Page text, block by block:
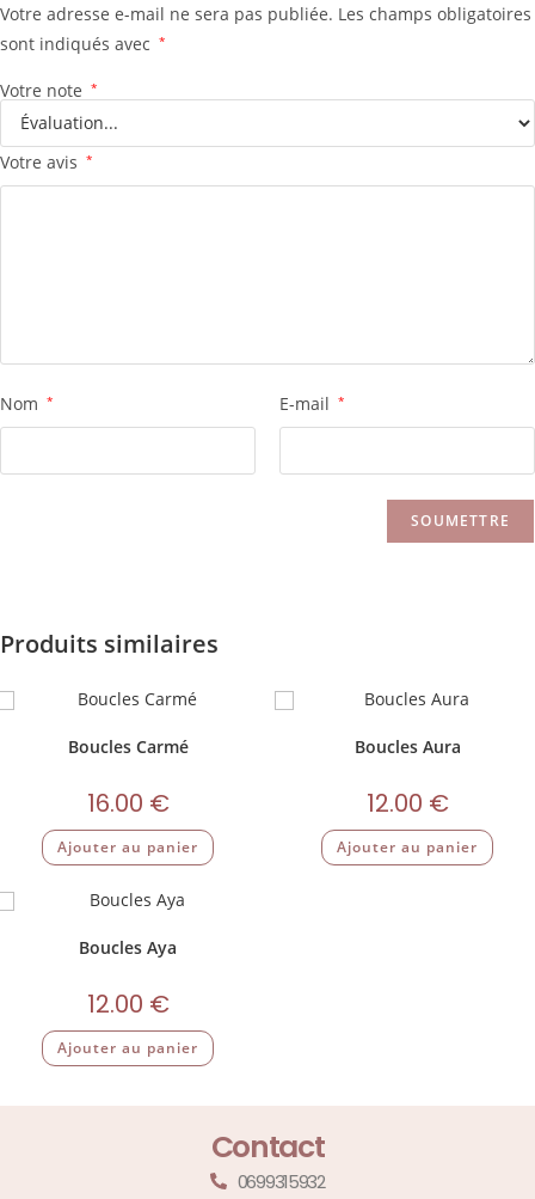
Votre adresse e-mail ne sera pas publiée. Les champs obligatoires
sont indiqués avec *
Votre note *
Votre avis *
Nom * E-mail *
Produits similaires
Boucles Carmé
16.00 €
Ajouter au panier
Boucles Aura
12.00 €
Ajouter au panier
Boucles Aya
12.00 €
Ajouter au panier
Contact
0699315932